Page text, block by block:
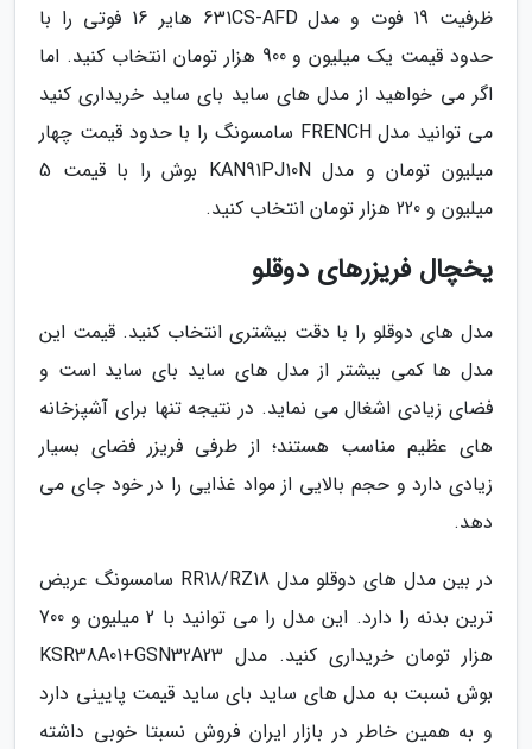
ظرفیت 19 فوت و مدل 631CS-AFD هایر 16 فوتی را با
حدود قیمت یک میلیون و 900 هزار تومان انتخاب کنید. اما
اگر می خواهید از مدل های ساید بای ساید خریداری کنید
می توانید مدل FRENCH سامسونگ را با حدود قیمت چهار
میلیون تومان و مدل KAN91PJ10N بوش را با قیمت 5
میلیون و 220 هزار تومان انتخاب کنید.
یخچال فریزرهای دوقلو
مدل های دوقلو را با دقت بیشتری انتخاب کنید. قیمت این
مدل ها کمی بیشتر از مدل های ساید بای ساید است و
فضای زیادی اشغال می نماید. در نتیجه تنها برای آشپزخانه
های عظیم مناسب هستند؛ از طرفی فریزر فضای بسیار
زیادی دارد و حجم بالایی از مواد غذایی را در خود جای می
دهد.
در بین مدل های دوقلو مدل RR18/RZ18 سامسونگ عریض
ترین بدنه را دارد. این مدل را می توانید با 2 میلیون و 700
هزار تومان خریداری کنید. مدل KSR38A01+GSN32A23
بوش نسبت به مدل های ساید بای ساید قیمت پایینی دارد
و به همین خاطر در بازار ایران فروش نسبتا خوبی داشته